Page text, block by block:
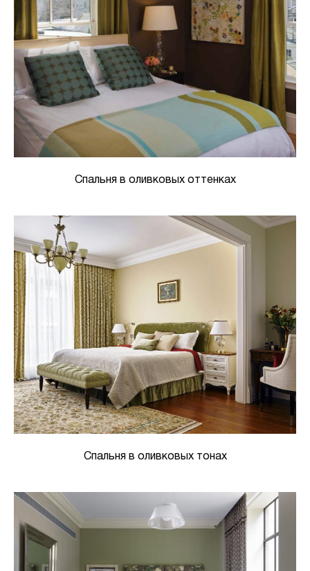
Спальня в оливковых оттенках
Спальня в оливковых тонах